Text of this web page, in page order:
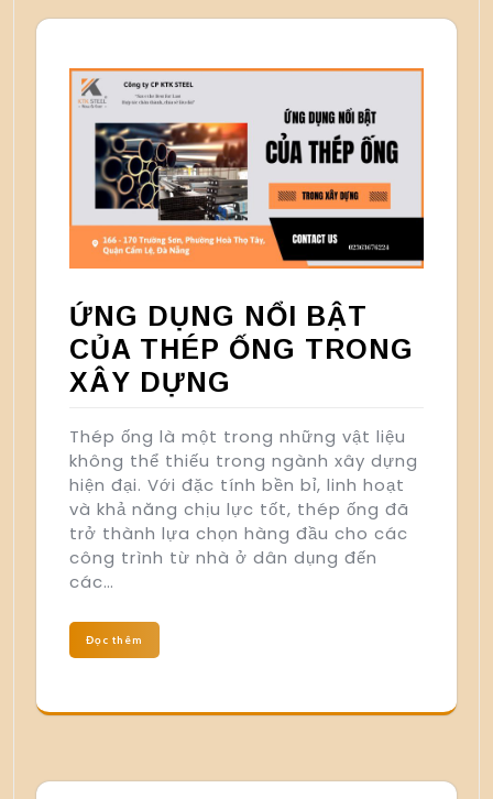
ỨNG DỤNG NỔI BẬT
CỦA THÉP ỐNG TRONG
XÂY DỰNG
Thép ống là một trong những vật liệu
không thể thiếu trong ngành xây dựng
hiện đại. Với đặc tính bền bỉ, linh hoạt
và khả năng chịu lực tốt, thép ống đã
trở thành lựa chọn hàng đầu cho các
công trình từ nhà ở dân dụng đến
các…
Đọc thêm